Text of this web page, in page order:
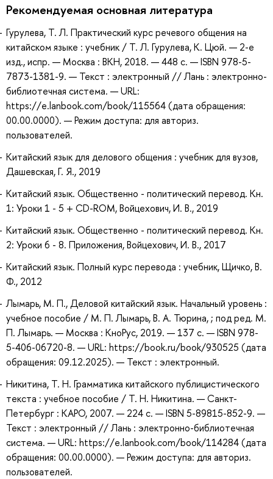
Рекомендуемая основная литература
Гурулева, Т. Л. Практический курс речевого общения на
китайском языке : учебник / Т. Л. Гурулева, К. Цюй. — 2-е
изд., испр. — Москва : ВКН, 2018. — 448 с. — ISBN 978-5-
7873-1381-9. — Текст : электронный // Лань : электронно-
библиотечная система. — URL:
https://e.lanbook.com/book/115564 (дата обращения:
00.00.0000). — Режим доступа: для авториз.
пользователей.
Китайский язык для делового общения : учебник для вузов,
Дашевская, Г. Я., 2019
Китайский язык. Общественно - политический перевод. Кн.
1: Уроки 1 - 5 + CD-ROM, Войцехович, И. В., 2019
Китайский язык. Общественно - политический перевод. Кн.
2: Уроки 6 - 8. Приложения, Войцехович, И. В., 2017
Китайский язык. Полный курс перевода : учебник, Щичко, В.
Ф., 2012
Лымарь, М. П., Деловой китайский язык. Начальный уровень :
учебное пособие / М. П. Лымарь, В. А. Тюрина, ; под ред. М.
П. Лымарь. — Москва : КноРус, 2019. — 137 с. — ISBN 978-
5-406-06720-8. — URL: https://book.ru/book/930525 (дата
обращения: 09.12.2025). — Текст : электронный.
Никитина, Т. Н. Грамматика китайского публицистического
текста : учебное пособие / Т. Н. Никитина. — Санкт-
Петербург : КАРО, 2007. — 224 с. — ISBN 5-89815-852-9. —
Текст : электронный // Лань : электронно-библиотечная
система. — URL: https://e.lanbook.com/book/114284 (дата
обращения: 00.00.0000). — Режим доступа: для авториз.
пользователей.